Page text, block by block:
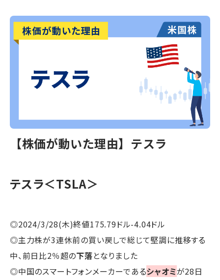
【株価が動いた理由】テスラ
テスラ＜TSLA＞
◎2024/3/28(木)終値175.79ドル-4.04ドル
◎主力株が3連休前の買い戻しで総じて堅調に推移する
中、前日比2％超の下落となりました
◎中国のスマートフォンメーカーであるシャオミが28日